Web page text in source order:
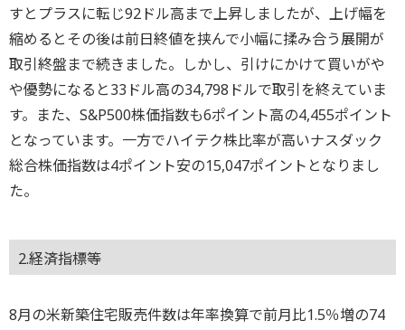
すとプラスに転じ92ドル高まで上昇しましたが、上げ幅を
縮めるとその後は前日終値を挟んで小幅に揉み合う展開が
取引終盤まで続きました。しかし、引けにかけて買いがや
や優勢になると33ドル高の34,798ドルで取引を終えていま
す。また、S&P500株価指数も6ポイント高の4,455ポイント
となっています。一方でハイテク株比率が高いナスダック
総合株価指数は4ポイント安の15,047ポイントとなりまし
た。
2.経済指標等
8月の米新築住宅販売件数は年率換算で前月比1.5％増の74